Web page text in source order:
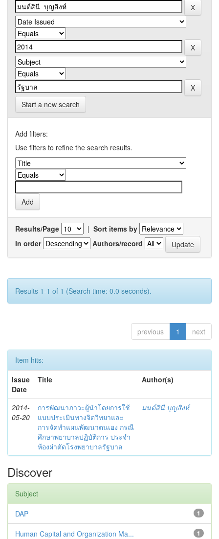
Start a new search
Add filters:
Use filters to refine the search results.
Results/Page | Sort items by
In order
Authors/record
Results 1-1 of 1 (Search time: 0.0 seconds).
previous 1 next
Item hits:
Issue
Date
Title Author(s)
2014-
05-20
การพัฒนาภาวะผู้นำโดยการใช้
แบบประเมินทางจิตวิทยาและ
การจัดทำแผนพัฒนาตนเอง กรณี
ศึกษาพยาบาลปฏิบัติการ ประจำ
ห้องผ่าตัดโรงพยาบาลรัฐบาล
มนต์สินี บุญสิงห์
Discover
Subject
1
DAP
1
Human Capital and Organization Ma...